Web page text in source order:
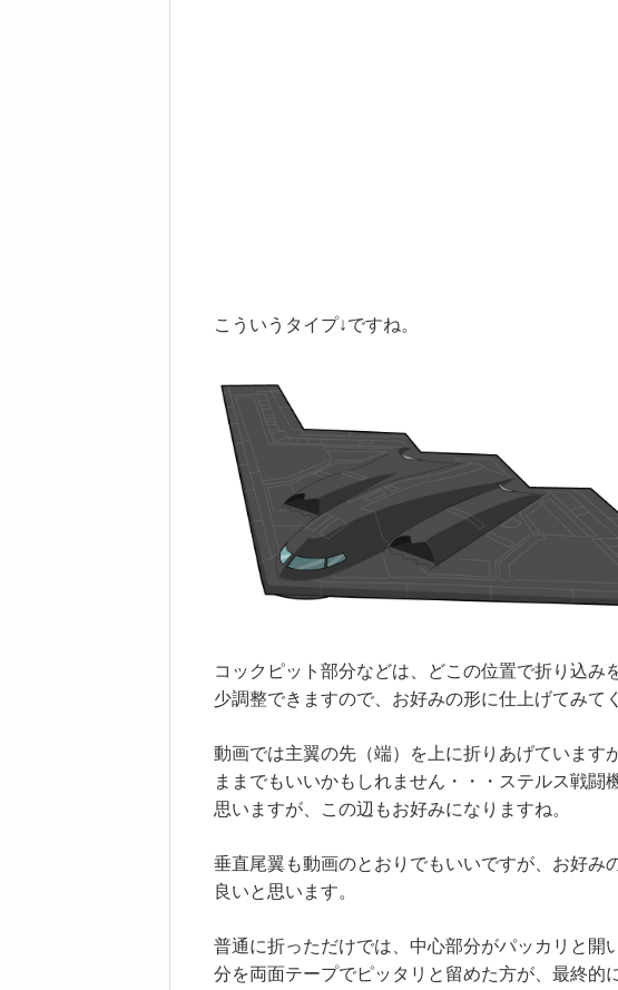
こういうタイプ↓ですね。
コックピット部分などは、どこの位置で折り込み
少調整できますので、お好みの形に仕上げてみて
動画では主翼の先（端）を上に折りあげています
ままでもいいかもしれません・・・ステルス戦闘
思いますが、この辺もお好みになりますね。
垂直尾翼も動画のとおりでもいいですが、お好み
良いと思います。
普通に折っただけでは、中心部分がパッカリと開
分を両面テープでピッタリと留めた方が、最終的